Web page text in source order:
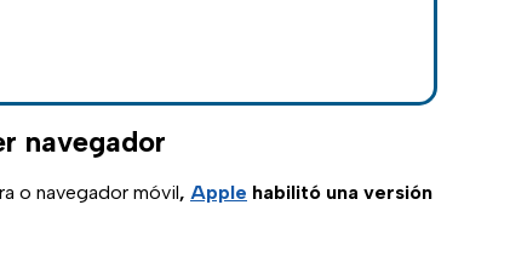
navegador
o navegador móvil, Apple habilitó una versión